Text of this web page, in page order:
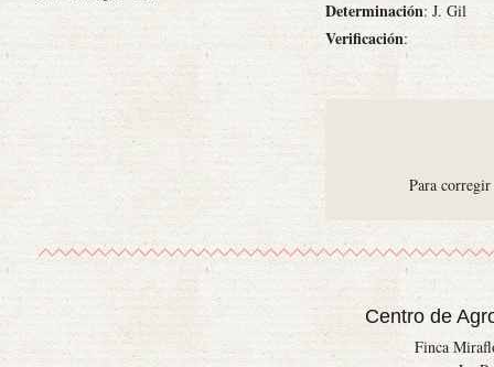
Determinación: J. Gil
Verificación:
Para
Centro de
Finca